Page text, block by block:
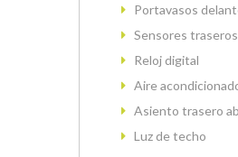
Portavasos
Sensores traseros
Reloj digital
Aire
Asiento trasero
Luz de techo